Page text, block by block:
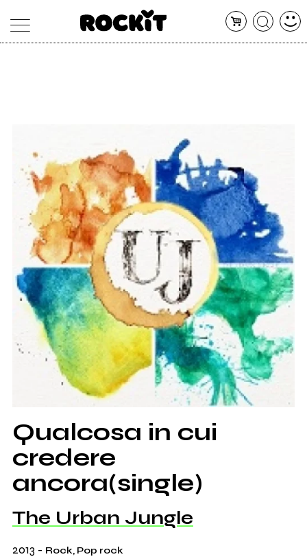
SHOP
RADIO
Qualcosa in cui
credere
ancora(single)
The Urban Jungle
2013 - Rock, Pop rock